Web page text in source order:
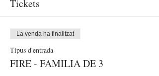
Tickets
La venda ha finalitzat
Tipus d'entrada
FIRE - FAMILIA DE 3